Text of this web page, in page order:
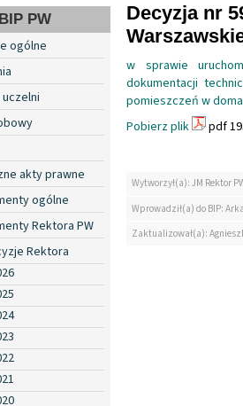
BIP PW
ogólne
akty prawne
ogólne
Rektora PW
Rektora
Decyzja nr
w sprawie
dokumentacji
pomieszczeń w
Pobierz plik
pdf
Wytworzył(a): JM Rektor
Wprowadził(a) do BIP:
Zaktualizował(a):